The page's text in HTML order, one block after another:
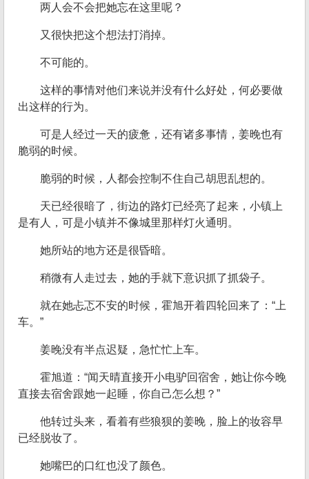
两人会不会把她忘在这里呢？
又很快把这个想法打消掉。
不可能的。
这样的事情对他们来说并没有什么好处，何必要做
出这样的行为。
可是人经过一天的疲惫，还有诸多事情，姜晚也有
脆弱的时候。
脆弱的时候，人都会控制不住自己胡思乱想的。
天已经很暗了，街边的路灯已经亮了起来，小镇上
是有人，可是小镇并不像城里那样灯火通明。
她所站的地方还是很昏暗。
稍微有人走过去，她的手就下意识抓了抓袋子。
就在她忐忑不安的时候，霍旭开着四轮回来了：“上
车。”
姜晚没有半点迟疑，急忙忙上车。
霍旭道：“闻天晴直接开小电驴回宿舍，她让你今晚
直接去宿舍跟她一起睡，你自己怎么想？”
他转过头来，看着有些狼狈的姜晚，脸上的妆容早
已经脱妆了。
她嘴巴的口红也没了颜色。